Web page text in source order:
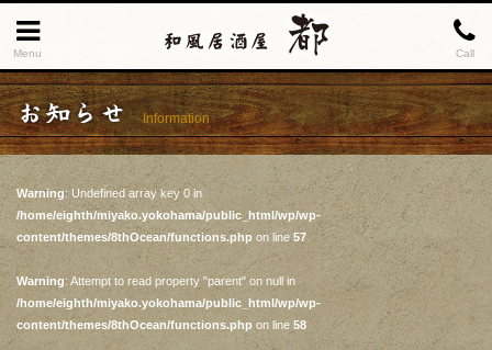
Menu Call
お知らせ Information
Warning: Undefined array key 0 in
/home/eighth/miyako.yokohama/public_html/wp/wp-
content/themes/8thOcean/functions.phpon line57
Warning: Attempt to read property "parent" on null in
/home/eighth/miyako.yokohama/public_html/wp/wp-
content/themes/8thOcean/functions.php on line 58